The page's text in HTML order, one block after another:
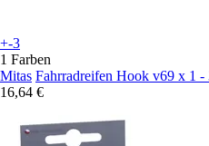
+-3
1 Farben
Mitas Fahrradreifen Hook v69 x 1 -
16,64 €